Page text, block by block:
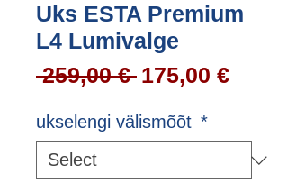
Uks ESTA Premium
L4 Lumivalge
259,00 € Regular
175,00 €Sale
ukselengi välismõõt *